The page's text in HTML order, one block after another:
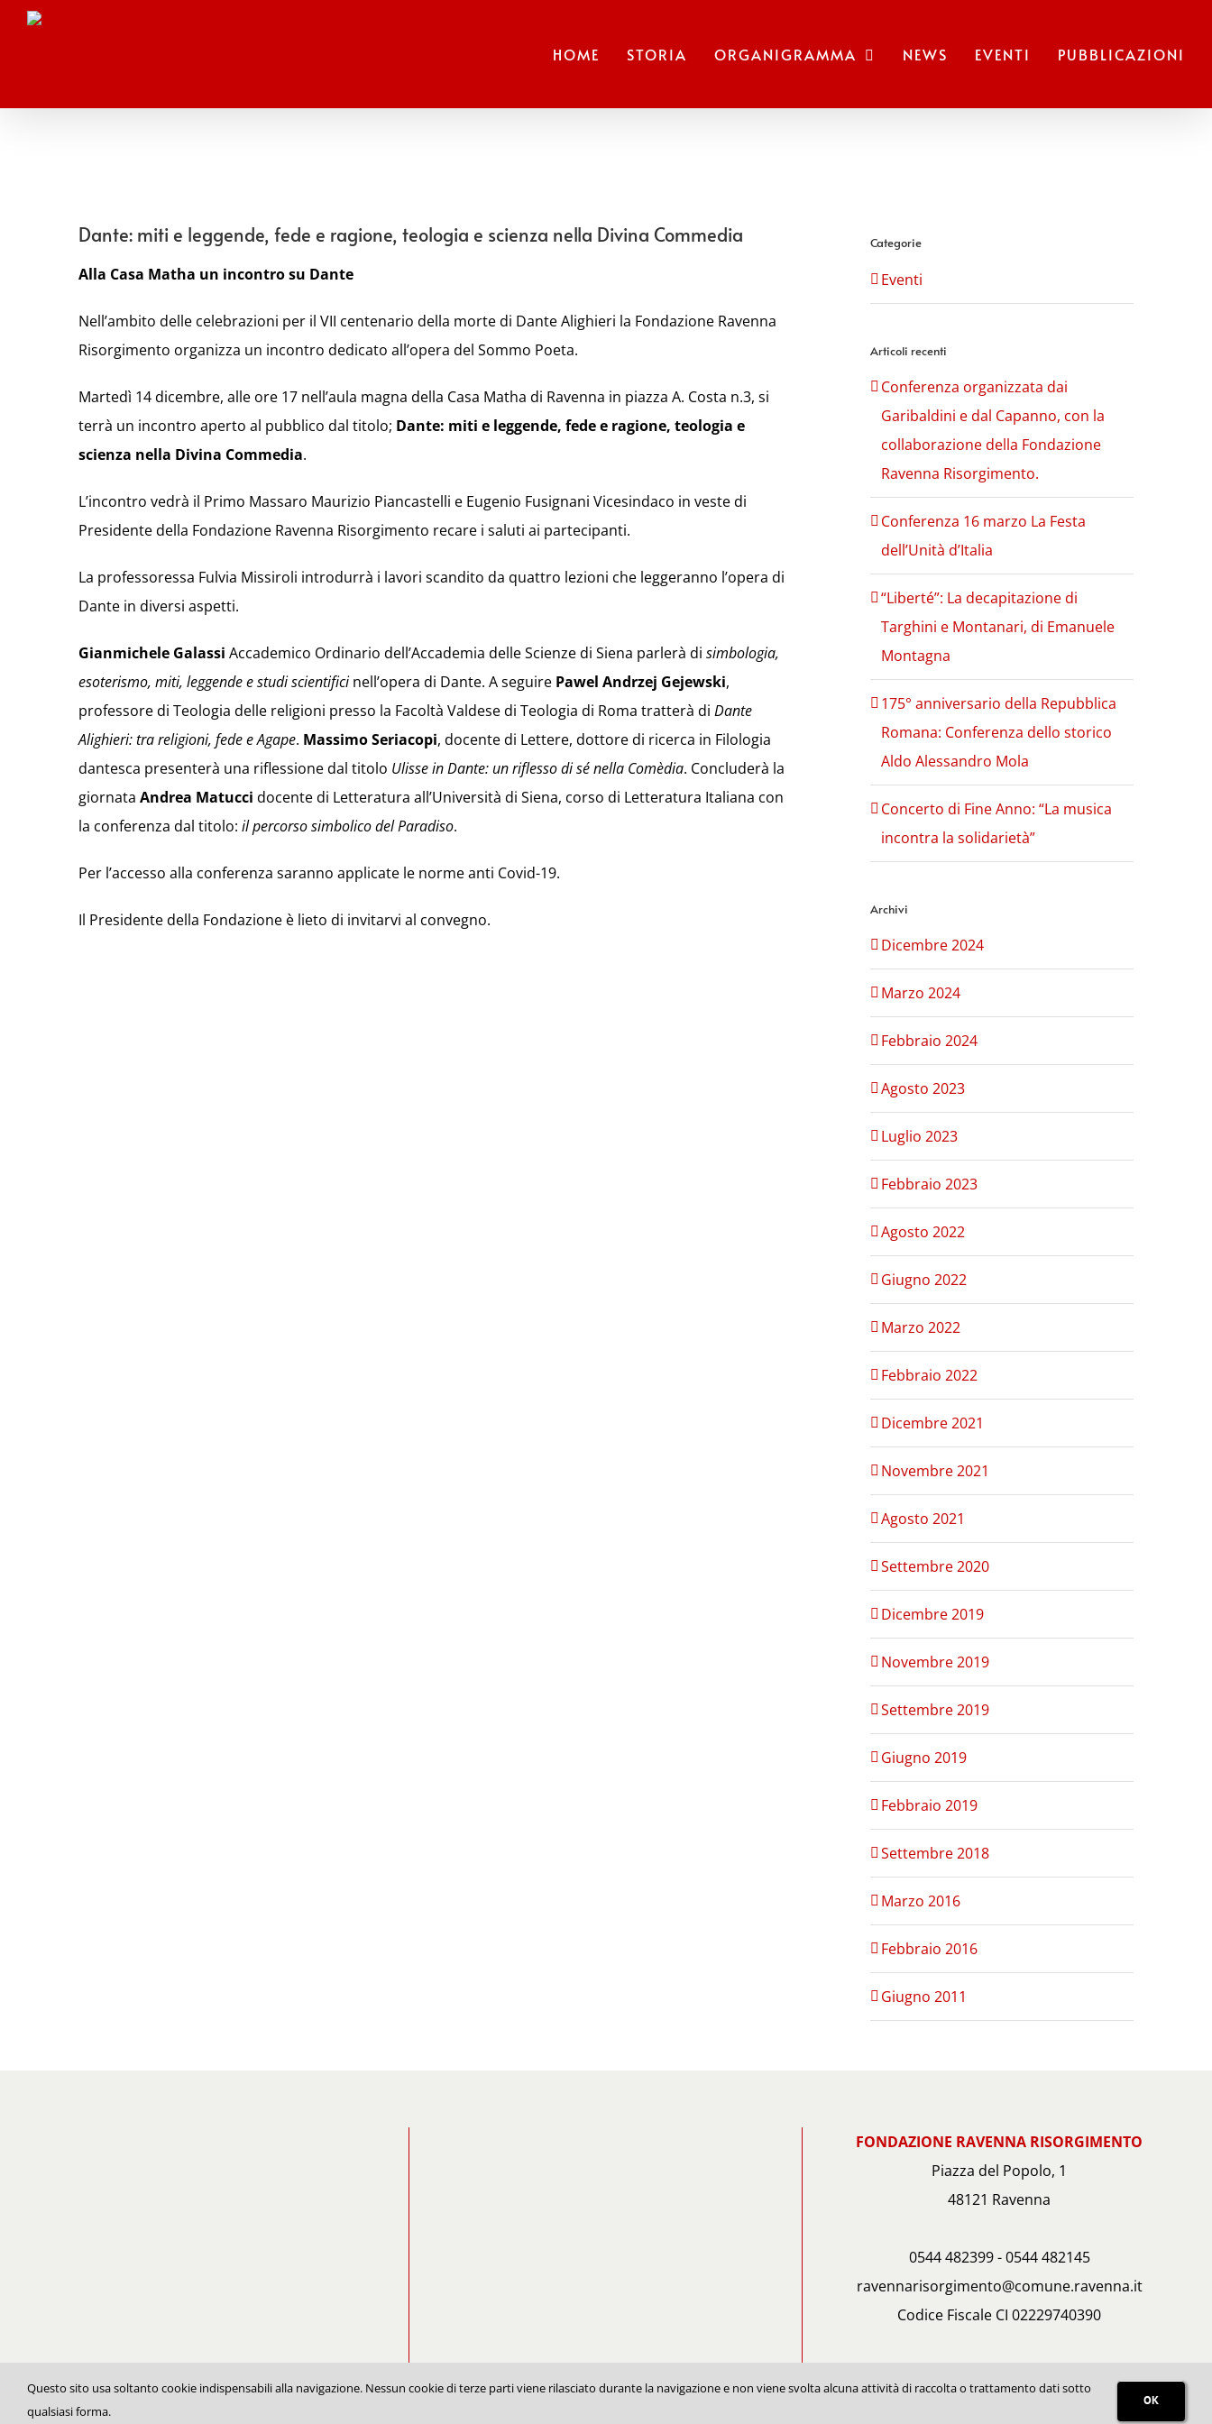
Salta
HOME STORIA ORGANIGRAMMA NEWS EVENTI PUBBLICAZIONI
Dante: miti e leggende, fede e ragione, teologia e scienza nella Divina Commedia
Alla Casa Matha un incontro su Dante
Nell’ambito delle celebrazioni per il VII centenario della morte di Dante Alighieri la Fondazione Ravenna
Risorgimento organizza un incontro dedicato all’opera del Sommo Poeta.
Martedì 14 dicembre, alle ore 17 nell’aula magna della Casa Matha di Ravenna in piazza A. Costa n.3, si
terrà un incontro aperto al pubblico dal titolo; Dante: miti e leggende, fede e ragione, teologia e
scienza nella Divina Commedia.
L’incontro vedrà il Primo Massaro Maurizio Piancastelli e Eugenio Fusignani Vicesindaco in veste di
Presidente della Fondazione Ravenna Risorgimento recare i saluti ai partecipanti.
La professoressa Fulvia Missiroli introdurrà i lavori scandito da quattro lezioni che leggeranno l’opera di
Dante in diversi aspetti.
Gianmichele Galassi Accademico Ordinario dell’Accademia delle Scienze di Siena parlerà di simbologia,
esoterismo, miti, leggende e studi scientificinell’opera di Dante. A seguire Pawel Andrzej Gejewski,
professore di Teologia delle religioni presso la Facoltà Valdese di Teologia di Roma tratterà di Dante
Alighieri: tra religioni, fede e Agape. Massimo Seriacopi, docente di Lettere, dottore di ricerca in Filologia
dantesca presenterà una riflessione dal titolo Ulisse in Dante: un riflesso di sé nella Comèdia. Concluderà la
giornata Andrea Matucci docente di Letteratura all’Università di Siena, corso di Letteratura Italiana con
la conferenza dal titolo: il percorso simbolico del Paradiso.
Per l’accesso alla conferenza saranno applicate le norme anti Covid-19.
Il Presidente della Fondazione è lieto di invitarvi al convegno.
Categorie
Eventi
Articoli recenti
Conferenza organizzata dai
Garibaldini e dal Capanno, con la
collaborazione della Fondazione
Ravenna Risorgimento.
Conferenza 16 marzo La Festa
dell’Unità d’Italia
“Liberté”: La decapitazione di
Targhini e Montanari, di Emanuele
Montagna
175° anniversario della Repubblica
Romana: Conferenza dello storico
Aldo Alessandro Mola
Concerto di Fine Anno: “La musica
incontra la solidarietà”
Archivi
Dicembre 2024
Marzo 2024
Febbraio 2024
Agosto 2023
Luglio 2023
Febbraio 2023
Agosto 2022
Giugno 2022
Marzo 2022
Febbraio 2022
Dicembre 2021
Novembre 2021
Agosto 2021
Settembre 2020
Dicembre 2019
Novembre 2019
Settembre 2019
Giugno 2019
Febbraio 2019
Settembre 2018
Marzo 2016
Febbraio 2016
Giugno 2011
FONDAZIONE RAVENNA RISORGIMENTO
Piazza del Popolo, 1
48121 Ravenna
0544 482399 - 0544 482145
ravennarisorgimento@comune.ravenna.it
Codice Fiscale CI 02229740390
Questo sito usa soltanto cookie indispensabili alla navigazione. Nessun cookie di terze parti viene rilasciato durante la navigazione e non viene svolta alcuna attività di raccolta o trattamento dati sotto
qualsiasi forma.
OK